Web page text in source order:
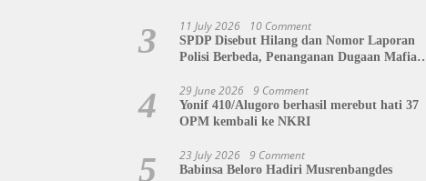
Siap Kawal Hingga Tingkat Pusat
3 11 July 2026 10 Comment
SPDP Disebut Hilang dan Nomor Laporan
Polisi Berbeda, Penanganan Dugaan Mafia
4 29 June 2026 9 Comment
Yonif 410/Alugoro berhasil merebut hati 37
OPM kembali ke NKRI
5 23 July 2026 9 Comment
Babinsa Beloro Hadiri Musrenbangdes